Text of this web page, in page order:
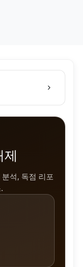
제
석, 독점 리포